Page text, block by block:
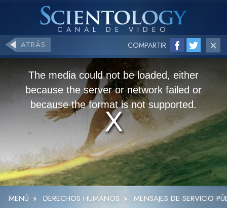
ATRÁS COMPARTIR
The media could not be loaded, either
because the server or network failed or
because the format is not supported.
MENÚ » DERECHOS HUMANOS » MENSAJES DE SERVICIO